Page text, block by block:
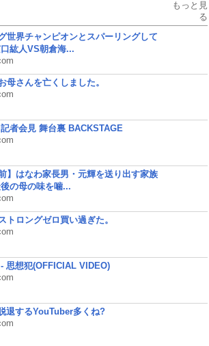
もっと見
る
世界チャンピオンとスパーリングして
紘人VS朝倉海...
母さんを亡くしました。
者会見 舞台裏 BACKSTAGE
】はなわ家長男・元輝を送り出す家族
の母の味を噛...
トロングゼロ買い過ぎた。
思想犯(OFFICIAL VIDEO)
退するYouTuber多くね?